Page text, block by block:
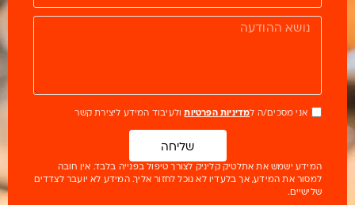
אני מסכים/ה למדיניות הפרטיותולעיבוד המידע ליצירת קשר
שליחה
המידע ישמש את אתלטיק קליניק לצורך טיפול בפנייה בלבד. אין חובה
למסור את המידע, אך בלעדיו לא נוכל לחזור אליך. המידע לא יועבר לצדדים
שלישיים.